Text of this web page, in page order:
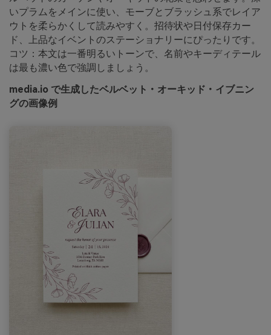
いプラムをメインに使い、モーブとブラッシュ系でレイア
ウトを柔らかくして読みやすく。招待状や日付保存カー
ド、上品なイベントのステーショナリーにぴったりです。
コツ：本文は一番明るいトーンで、名前やキーディテール
は最も濃い色で強調しましょう。
media.io で生成したベルベット・オーキッド・イブニン
グの画像例